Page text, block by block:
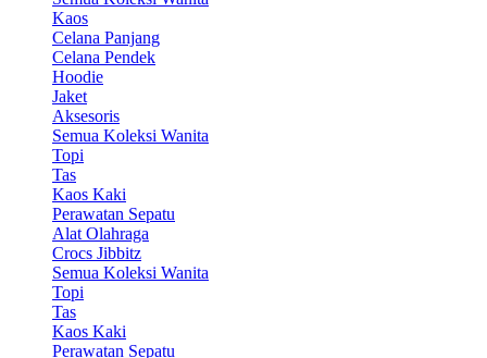
Kaos
Celana Panjang
Celana Pendek
Hoodie
Jaket
Aksesoris
Semua Koleksi Wanita
Topi
Tas
Kaos Kaki
Perawatan Sepatu
Alat Olahraga
Crocs Jibbitz
Semua Koleksi Wanita
Topi
Tas
Kaos Kaki
Perawatan Sepatu